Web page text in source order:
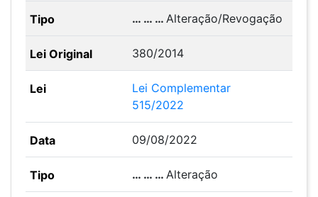
… … …Alteração/Revogação
380/2014
Lei Complementar
515/2022
09/08/2022
… … …Alteração